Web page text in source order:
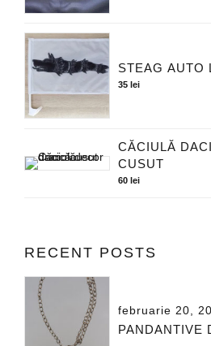
STEAG AUTO
35lei
CĂCIULĂ
CUSUT
60lei
RECENT POSTS
februarie 20,
PANDANTIVE